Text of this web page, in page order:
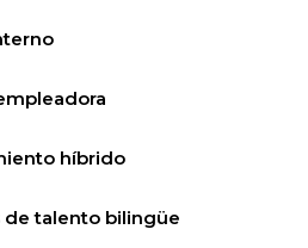
híbrido
de talento bilingüe